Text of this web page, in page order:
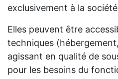
exclusivement à la
Elles peuvent être
techniques
agissant en qualité de
pour les besoins du